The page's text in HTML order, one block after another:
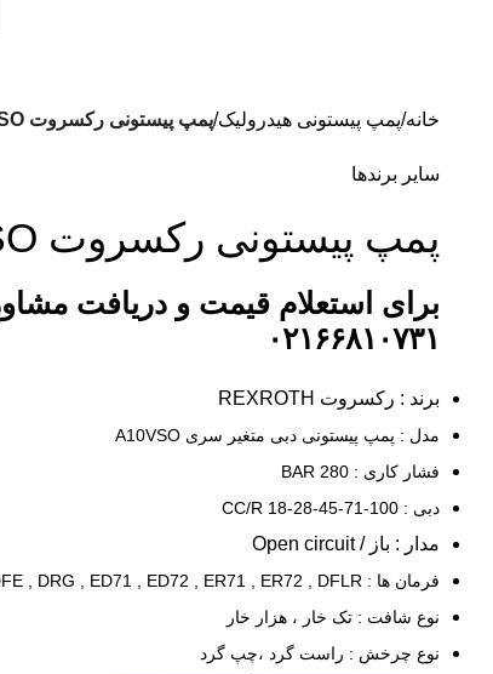
خانه پمپ پیستونی هیدرولیک پمپ پیستونی رکسروت A10VSO
سایر برندها
پمپ پیستونی رکسروت A10VSO
برای استعلام قیمت و دریافت
۰۲۱۶۶۸۱۰۷۳۱
برند : رکسروت REXROTH
مدل : پمپ پیستونی دبی متغیر سری A10VSO
فشار کاری : 280 BAR
دبی : 100-71-45-28-18 CC/R
مدار : باز / Open circuit
فرمان ها : DG , DR , DFR , DFR1, PE, DFE , DRG , ED71 , ED72 , ER71 , ER72 , DFLR
نوع شافت : تک خار ، هزار خار
نوع چرخش : راست گرد ،چپ گرد